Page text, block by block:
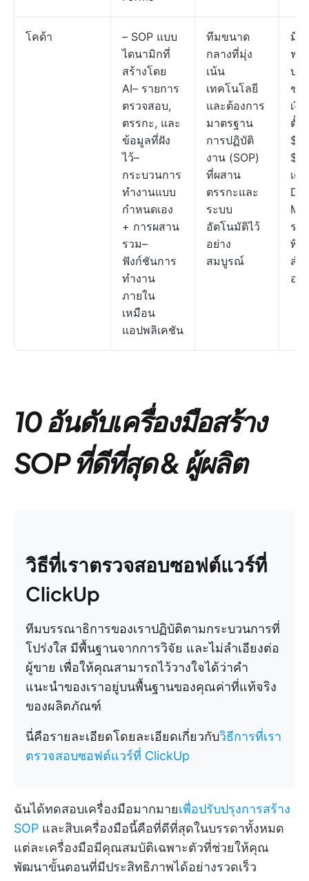
โคด้า
– SOP แบบ
ไดนามิกที่
สร้างโดย
AI– รายการ
ตรวจสอบ,
ตรรกะ, และ
ข้อมูลที่ฝัง
ไว้–
กระบวนการ
ทำงานแบบ
กำหนดเอง
+ การผสาน
รวม–
ฟังก์ชันการ
ทำงาน
ภายใน
เหมือน
แอปพลิเคชัน
ทีมขนาด
กลางที่มุ่ง
เน้น
เทคโนโลยี
และต้องการ
มาตรฐาน
การปฏิบัติ
งาน (SOP)
ที่ผสาน
ตรรกะและ
ระบบ
อัตโนมัติไว้
อย่าง
สมบูรณ์
มีแ
ฟรี
บริ
ชำ
เงิน
ตั้ง
เดื
รา
พิเ
สำ
อง
10 อันดับเครื่องมือสร้าง
SOP ที่ดีที่สุด& ผู้ผลิต
วิธีที่เราตรวจสอบซอฟต์แวร์ที่
ClickUp
ทีมบรรณาธิการของเราปฏิบัติตามกระบวนการที่
โปร่งใส มีพื้นฐานจากการวิจัย และไม่ลำเอียงต่อ
ผู้ขาย เพื่อให้คุณสามารถไว้วางใจได้ว่าคำ
แนะนำของเราอยู่บนพื้นฐานของคุณค่าที่แท้จริง
ของผลิตภัณฑ์
นี่คือรายละเอียดโดยละเอียดเกี่ยวกับวิธีการที่เรา
ตรวจสอบซอฟต์แวร์ที่ ClickUp
ฉันได้ทดสอบเครื่องมือมากมายเพื่อปรับปรุงการสร้าง
SOP และสิบเครื่องมือนี้คือที่ดีที่สุดในบรรดาทั้งหมด
แต่ละเครื่องมือมีคุณสมบัติเฉพาะตัวที่ช่วยให้คุณ
พัฒนาขั้นตอนที่มีประสิทธิภาพได้อย่างรวดเร็ว